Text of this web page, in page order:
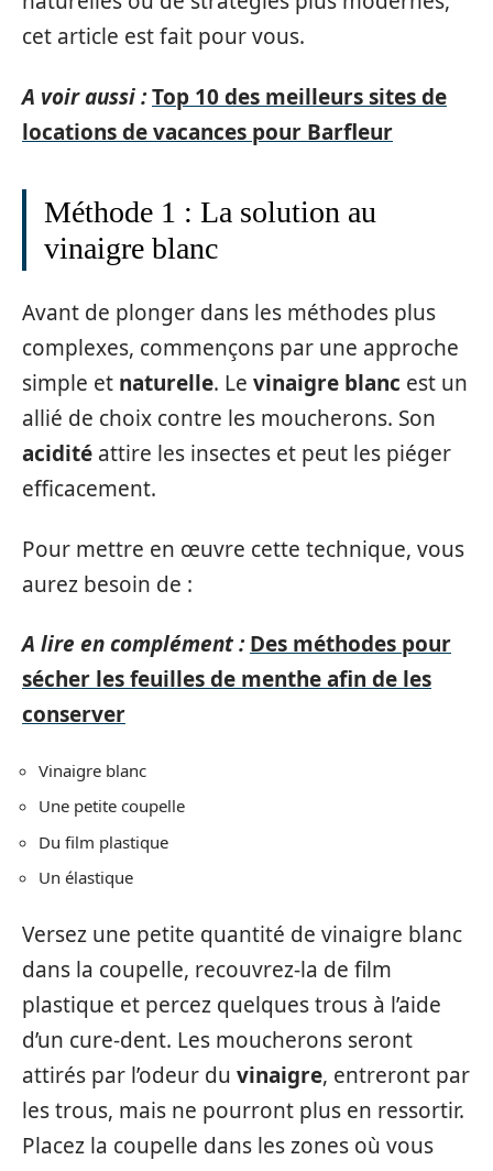
cet article est fait pour vous.
A voir aussi :Top 10 des meilleurs sites de
locations de vacances pour Barfleur
Méthode 1 : La solution au
vinaigre blanc
Avant de plonger dans les méthodes plus
complexes, commençons par une approche
simple et naturelle. Le vinaigre blanc est un
allié de choix contre les moucherons. Son
acidité attire les insectes et peut les piéger
efficacement.
Pour mettre en œuvre cette technique, vous
aurez besoin de :
A lire en complément : Des méthodes pour
sécher les feuilles de menthe afin de les
conserver
Vinaigre blanc
Une petite coupelle
Du film plastique
Un élastique
Versez une petite quantité de vinaigre blanc
dans la coupelle, recouvrez-la de film
plastique et percez quelques trous à l’aide
d’un cure-dent. Les moucherons seront
attirés par l’odeur du vinaigre, entreront par
les trous, mais ne pourront plus en ressortir.
Placez la coupelle dans les zones où vous